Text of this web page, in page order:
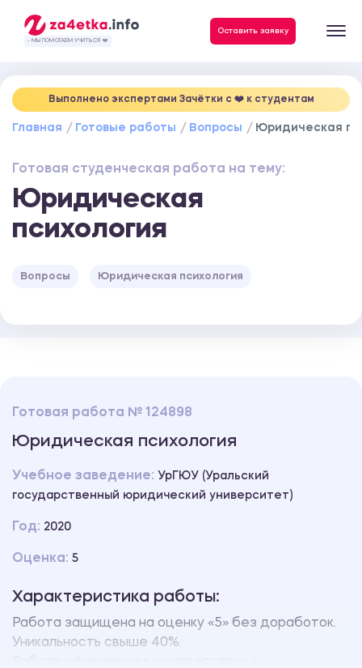
- МЫ ПОМОГАЕМ УЧИТЬСЯ ❤️
Оставить заявку
Выполнено экспертами Зачётки c ❤️ к студентам
Главная Готовые работы Вопросы Юридическая
Готовая студенческая работа на тему:
Юридическая
психология
Вопросы Юридическая психология
Готовая работа № 124898
Юридическая психология
Учебное заведение: УрГЮУ (Уральский
государственный юридический университет)
Год: 2020
Оценка: 5
Характеристика работы:
Работа защищена на оценку «5» без доработок.
Уникальность свыше 40%.